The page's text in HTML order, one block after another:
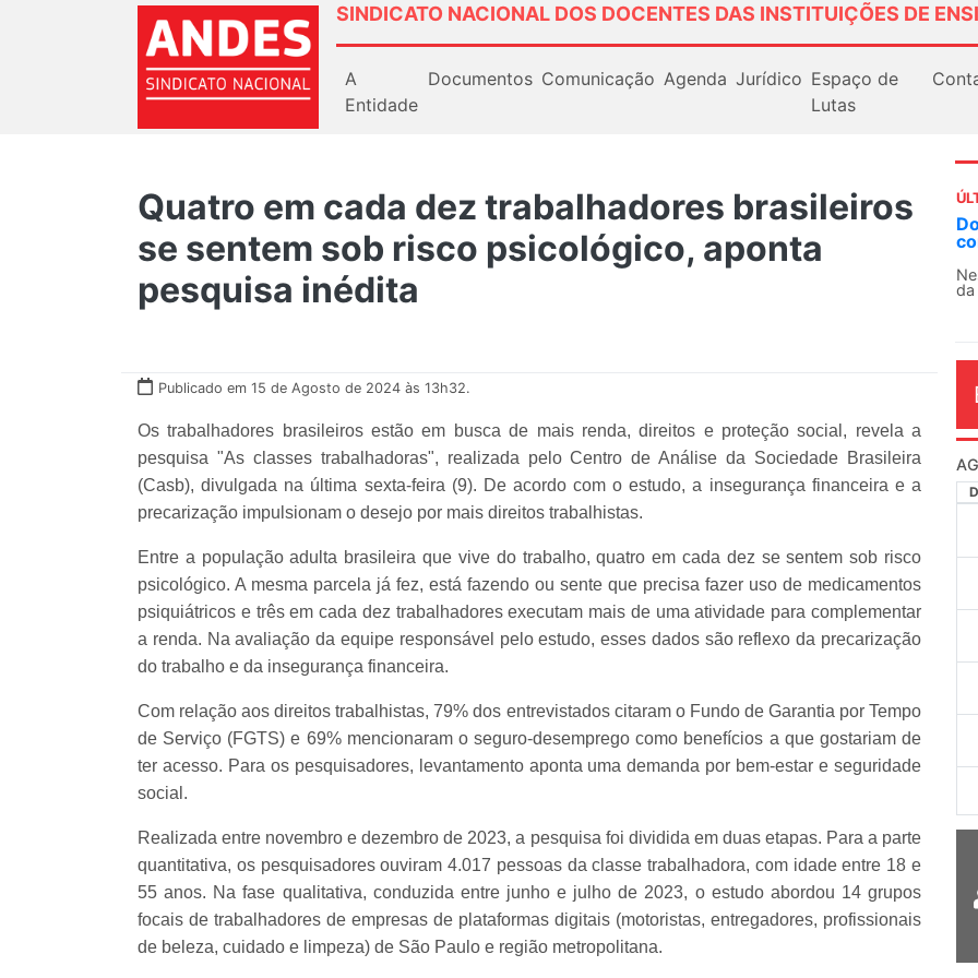
SINDICATO NACIONAL DOS DOCENTES DAS INSTITUIÇÕES DE
A
Entidade
Documentos Comunicação Agenda Jurídico Espaço de
Lutas
Quatro em cada dez trabalhadores brasileiros
se sentem sob risco psicológico, aponta
pesquisa inédita
Publicado em 15 de Agosto de 2024 às 13h32.
Os trabalhadores brasileiros estão em busca de mais renda, direitos e proteção social, revela a
pesquisa "As classes trabalhadoras", realizada pelo Centro de Análise da Sociedade Brasileira
(Casb), divulgada na última sexta-feira (9). De acordo com o estudo, a insegurança financeira e a
precarização impulsionam o desejo por mais direitos trabalhistas.
Entre a população adulta brasileira que vive do trabalho, quatro em cada dez se sentem sob risco
psicológico. A mesma parcela já fez, está fazendo ou sente que precisa fazer uso de medicamentos
psiquiátricos e três em cada dez trabalhadores executam mais de uma atividade para complementar
a renda. Na avaliação da equipe responsável pelo estudo, esses dados são reflexo da precarização
do trabalho e da insegurança financeira.
Com relação aos direitos trabalhistas, 79% dos entrevistados citaram o Fundo de Garantia por Tempo
de Serviço (FGTS) e 69% mencionaram o seguro-desemprego como benefícios a que gostariam de
ter acesso. Para os pesquisadores, levantamento aponta uma demanda por bem-estar e seguridade
social.
Realizada entre novembro e dezembro de 2023, a pesquisa foi dividida em duas etapas. Para a parte
quantitativa, os pesquisadores ouviram 4.017 pessoas da classe trabalhadora, com idade entre 18 e
55 anos. Na fase qualitativa, conduzida entre junho e julho de 2023, o estudo abordou 14 grupos
focais de trabalhadores de empresas de plataformas digitais (motoristas, entregadores, profissionais
de beleza, cuidado e limpeza) de São Paulo e região metropolitana.
da